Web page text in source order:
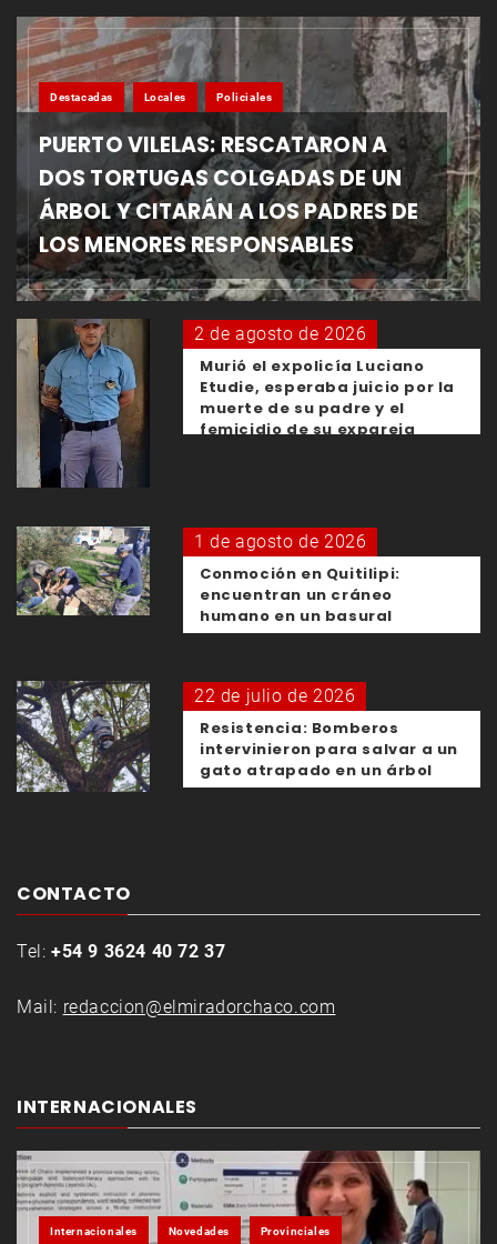
Destacadas Locales Policiales
PUERTO VILELAS: RESCATARON A
DOS TORTUGAS COLGADAS DE UN
ÁRBOL Y CITARÁN A LOS PADRES DE
LOS MENORES RESPONSABLES
2 de agosto de 2026
Murió el expolicía Luciano
Etudie, esperaba juicio por la
muerte de su padre y el
femicidio de su expareja
1 de agosto de 2026
Conmoción en Quitilipi:
encuentran un cráneo
humano en un basural
22 de julio de 2026
Resistencia: Bomberos
intervinieron para salvar a un
gato atrapado en un árbol
CONTACTO
Tel: +54 9 3624 40 72 37
Mail: redaccion@elmiradorchaco.com
INTERNACIONALES
Internacionales Novedades Provinciales